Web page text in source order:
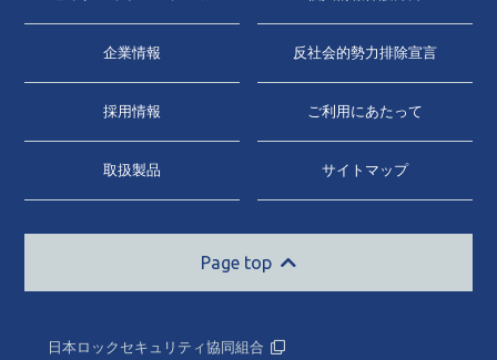
企業情報
採用情報
取扱製品
反社会的勢力排除宣言
ご利用にあたって
サイトマップ
Page top
日本ロックセキュリティ協同組合